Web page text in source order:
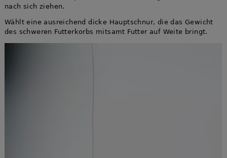
nach sich ziehen.
Wählt eine ausreichend dicke Hauptschnur, die das Gewicht
des schweren Futterkorbs mitsamt Futter auf Weite bringt.